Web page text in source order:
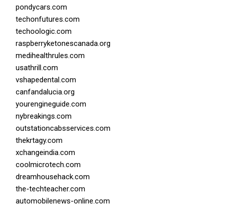
pondycars.com
techonfutures.com
techoologic.com
raspberryketonescanada.org
medihealthrules.com
usathrill.com
vshapedental.com
canfandalucia.org
yourengineguide.com
nybreakings.com
outstationcabsservices.com
thekrtagy.com
xchangeindia.com
coolmicrotech.com
dreamhousehack.com
the-techteacher.com
automobilenews-online.com